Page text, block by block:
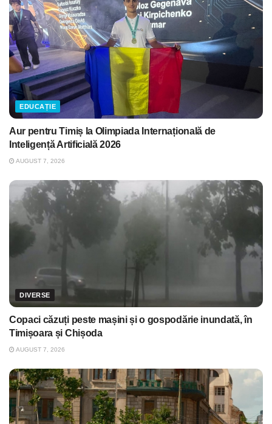
EDUCAȚIE
Aur pentru Timiș la Olimpiada Internațională de
Inteligență Artificială 2026
AUGUST 7, 2026
DIVERSE
Copaci căzuți peste mașini și o gospodărie inundată, în
Timișoara și Chișoda
AUGUST 7, 2026